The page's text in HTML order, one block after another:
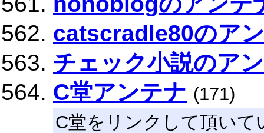
catscradle80のア
チェック小説のア
C堂アンテナ (171)
C堂をリンクして頂い